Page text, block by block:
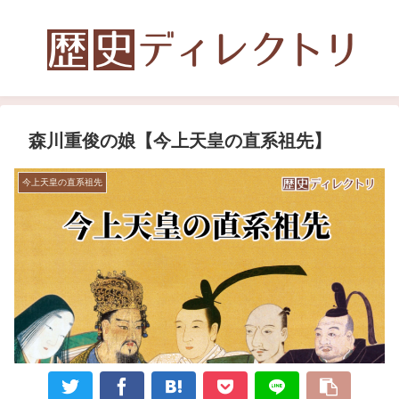
森川重俊の娘【今上天皇の直系祖先】
今上天皇の直系祖先